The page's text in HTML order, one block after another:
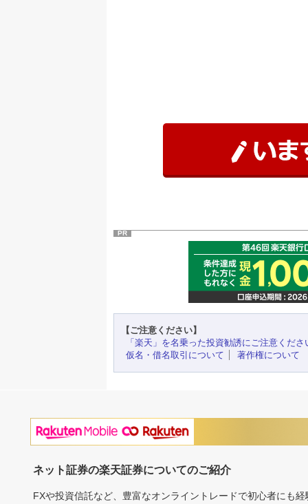
PR
【ご注意ください】
「楽天」を名乗った投資勧誘にご注意くださ
仮名・借名取引について
著作権について
ネット証券の楽天証券についてのご紹介
FXや投資信託など、豊富なオンライントレードで初心者にも